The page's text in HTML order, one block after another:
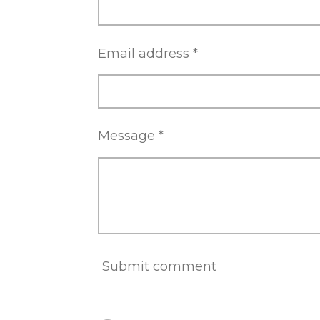
Email address *
Message *
Submit comment